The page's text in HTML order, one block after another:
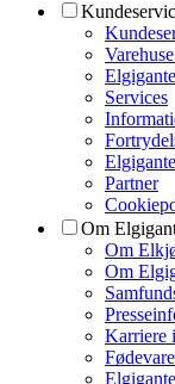
Services
Partner
Om
Om
Om
Karriere